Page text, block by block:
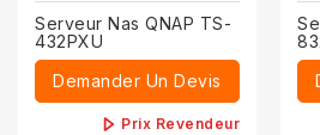
Serveur Nas QNAP TS-
432PXU
Demander Un Devis
Prix Revendeur